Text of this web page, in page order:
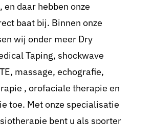
en daar hebben onze
baat bij. Binnen onze
wij onder meer Dry
Taping, shockwave
massage, echografie,
, orofaciale therapie en
toe. Met onze specialisatie
bent u als sporter